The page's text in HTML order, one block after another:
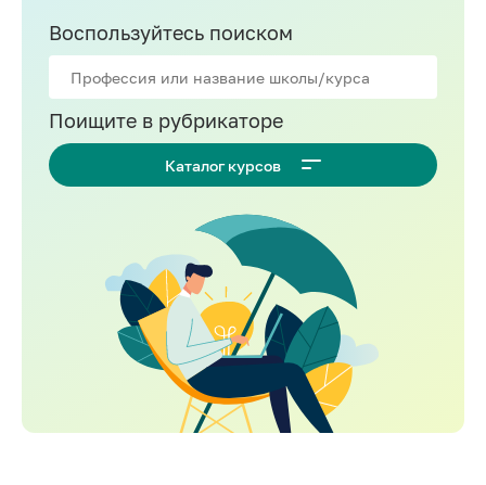
Воспользуйтесь поиском
Поищите в рубрикаторе
Каталог курсов